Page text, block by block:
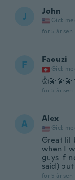
J John
Gick
för 5 år sen
F Faouzi
Gick
för 5 år sen
A Alex
Gick
Great lil
when I
guys if
said) but
för 5 år sen